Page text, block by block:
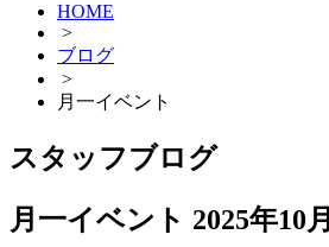
HOME
>
ブログ
>
月一イベント
スタッフブログ
月一イベント 2025年10